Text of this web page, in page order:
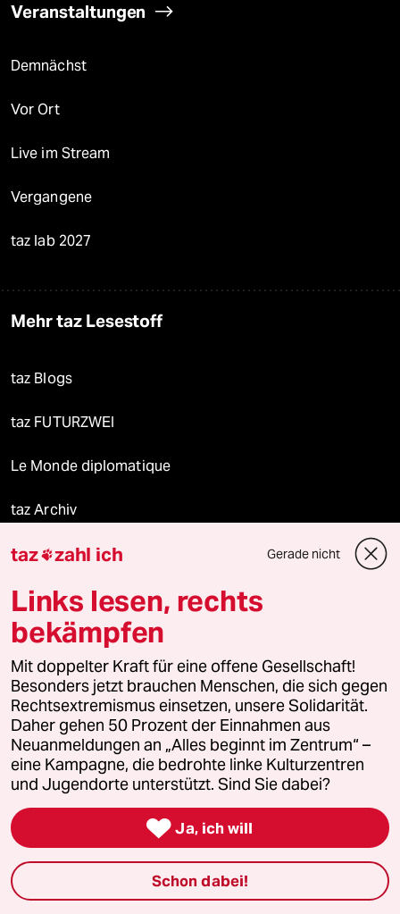
Veranstaltungen
Demnächst
Vor Ort
Live im Stream
Vergangene
taz lab 2027
Mehr taz Lesestoff
taz Blogs
taz FUTURZWEI
Le Monde diplomatique
taz Archiv
Mehr taz Angebote
Reisen
Kantine
Shop
Anzeigen
Fragen & Hilfe
taz zahl ich Gerade nicht
Links lesen, rechts
bekämpfen
Mit doppelter Kraft für eine offene Gesellschaft!
Besonders jetzt brauchen Menschen, die sich gegen
Rechtsextremismus einsetzen, unsere Solidarität.
Daher gehen 50 Prozent der Einnahmen aus
Neuanmeldungen an „Alles beginnt im Zentrum“ –
eine Kampagne, die bedrohte linke Kulturzentren
und Jugendorte unterstützt. Sind Sie dabei?
 Ja, ich will
Schon dabei!